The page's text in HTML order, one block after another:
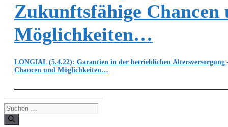
Zukunftsfähige Chancen
Möglichkeiten…
LONGIAL (5.4.22): Garantien in der betrieblichen Altersversorgung
Chancen und Möglichkeiten…
Suchen
nach: